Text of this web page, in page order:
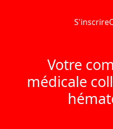
S'inscrire
Votre
médicale